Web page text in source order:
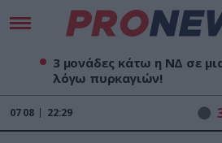
3 μονάδες κάτω η ΝΔ σε
λόγω πυρκαγιών!
07 08 22:29